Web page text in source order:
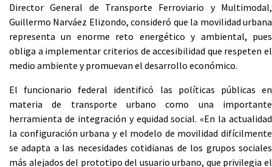
Director General de Transporte Ferroviario y Multimodal,
Guillermo Narváez Elizondo, consideró que la movilidad urbana
representa un enorme reto energético y ambiental, pues
obliga a implementar criterios de accesibilidad que respeten el
medio ambiente y promuevan el desarrollo económico.
El funcionario federal identificó las políticas públicas en
materia de transporte urbano como una importante
herramienta de integración y equidad social. «En la actualidad
la configuración urbana y el modelo de movilidad difícilmente
se adapta a las necesidades cotidianas de los grupos sociales
más alejados del prototipo del usuario urbano, que privilegia el